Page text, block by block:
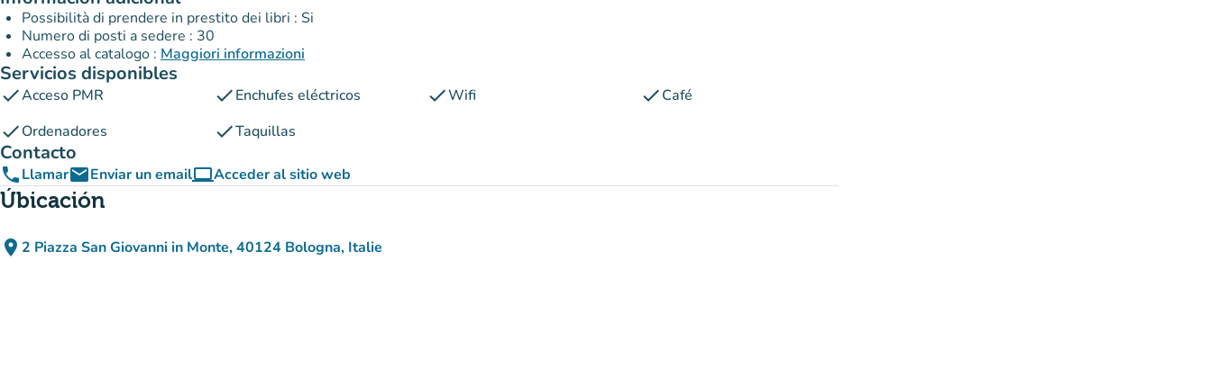
Possibilità di prendere in prestito dei libri : Si
Numero di posti a sedere : 30
Accesso al catalogo : Maggiori informazioni
Servicios disponibles
checkAcceso PMR checkEnchufes eléctricos checkWifi checkCafé
checkOrdenadores checkTaquillas
Contacto
phoneLlamaremailEnviar un emailcomputerAcceder al sitio web
(nueva pestaña)
Úbicación
place 2 Piazza San Giovanni in Monte, 40124 Bologna, Italie
(abrir en Google Maps)
(nueva pestaña)